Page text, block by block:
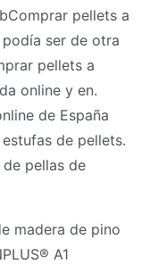
pellets a
ser de otra
pellets a
online y en.
de España
de pellets.
pellas de
madera de pino
A1